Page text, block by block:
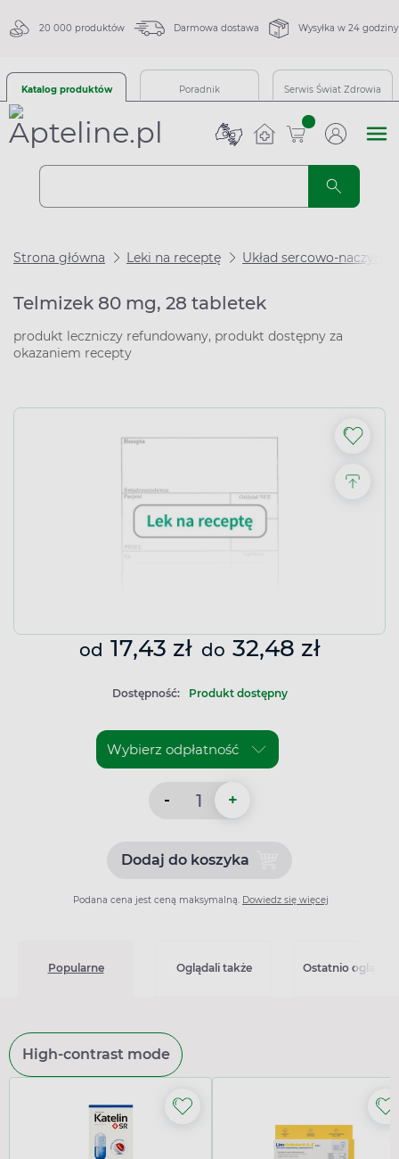
20 000 produktów Darmowa dostawa Wysyłka w 24 godziny
Katalog produktów Poradnik Serwis Świat Zdrowia
sztuk
Strona główna Leki na receptę Układ sercowo-
Telmizek 80 mg, 28 tabletek
produkt leczniczy refundowany, produkt dostępny za
okazaniem recepty
od 17,43 zł do 32,48 zł
Dostępność: Produkt dostępny
- +
Dodaj do koszykaDodaj do koszyka
Podana cena jest ceną maksymalną. Dowiedz się więcej
Popularne Oglądali także Ostatnio
High-contrast mode